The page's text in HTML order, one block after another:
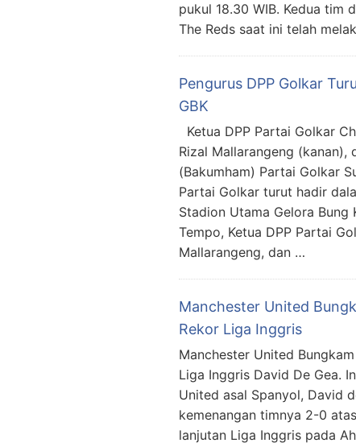
pukul 18.30 WIB. Kedua tim
The Reds saat ini telah
Pengurus DPP Golkar
GBK
Ketua DPP Partai Golkar
Rizal Mallarangeng (kanan),
(Bakumham) Partai Golkar
Partai Golkar turut hadir
Stadion Utama Gelora Bung
Tempo, Ketua DPP Partai
Mallarangeng, dan …
Manchester United
Rekor Liga Inggris
Manchester United
Liga Inggris David De Gea.
United asal Spanyol, David
kemenangan timnya 2-0
lanjutan Liga Inggris pada